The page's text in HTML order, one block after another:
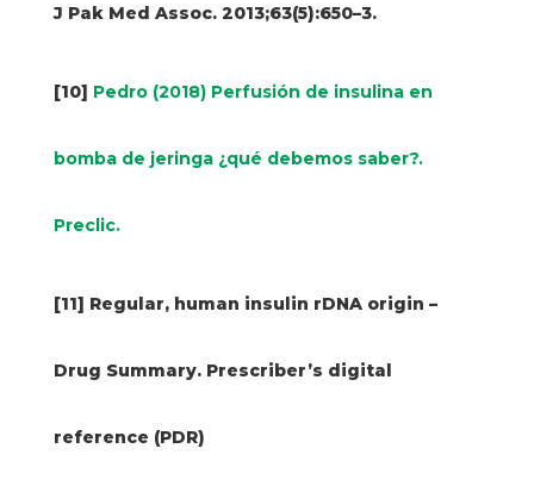
J Pak Med Assoc. 2013;63(5):650–3.
[10] Pedro (2018) Perfusión de insulina en
bomba de jeringa ¿qué debemos saber?.
Preclic.
[11] Regular, human insulin rDNA origin –
Drug Summary. Prescriber’s digital
reference (PDR)